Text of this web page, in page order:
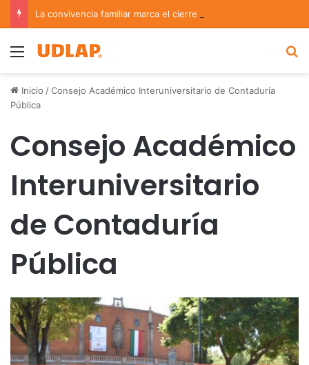
Menu
Inicio /Consejo Académico Interuniversitario de Contaduría
Pública
Consejo Académico
Interuniversitario
de Contaduría
Pública